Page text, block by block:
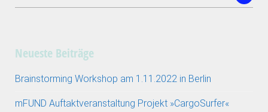
Neueste Beiträge
Brainstorming Workshop am 1.11.2022 in Berlin
mFUND Auftaktveranstaltung Projekt »CargoSurfer«